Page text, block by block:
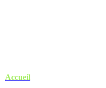
Accueil